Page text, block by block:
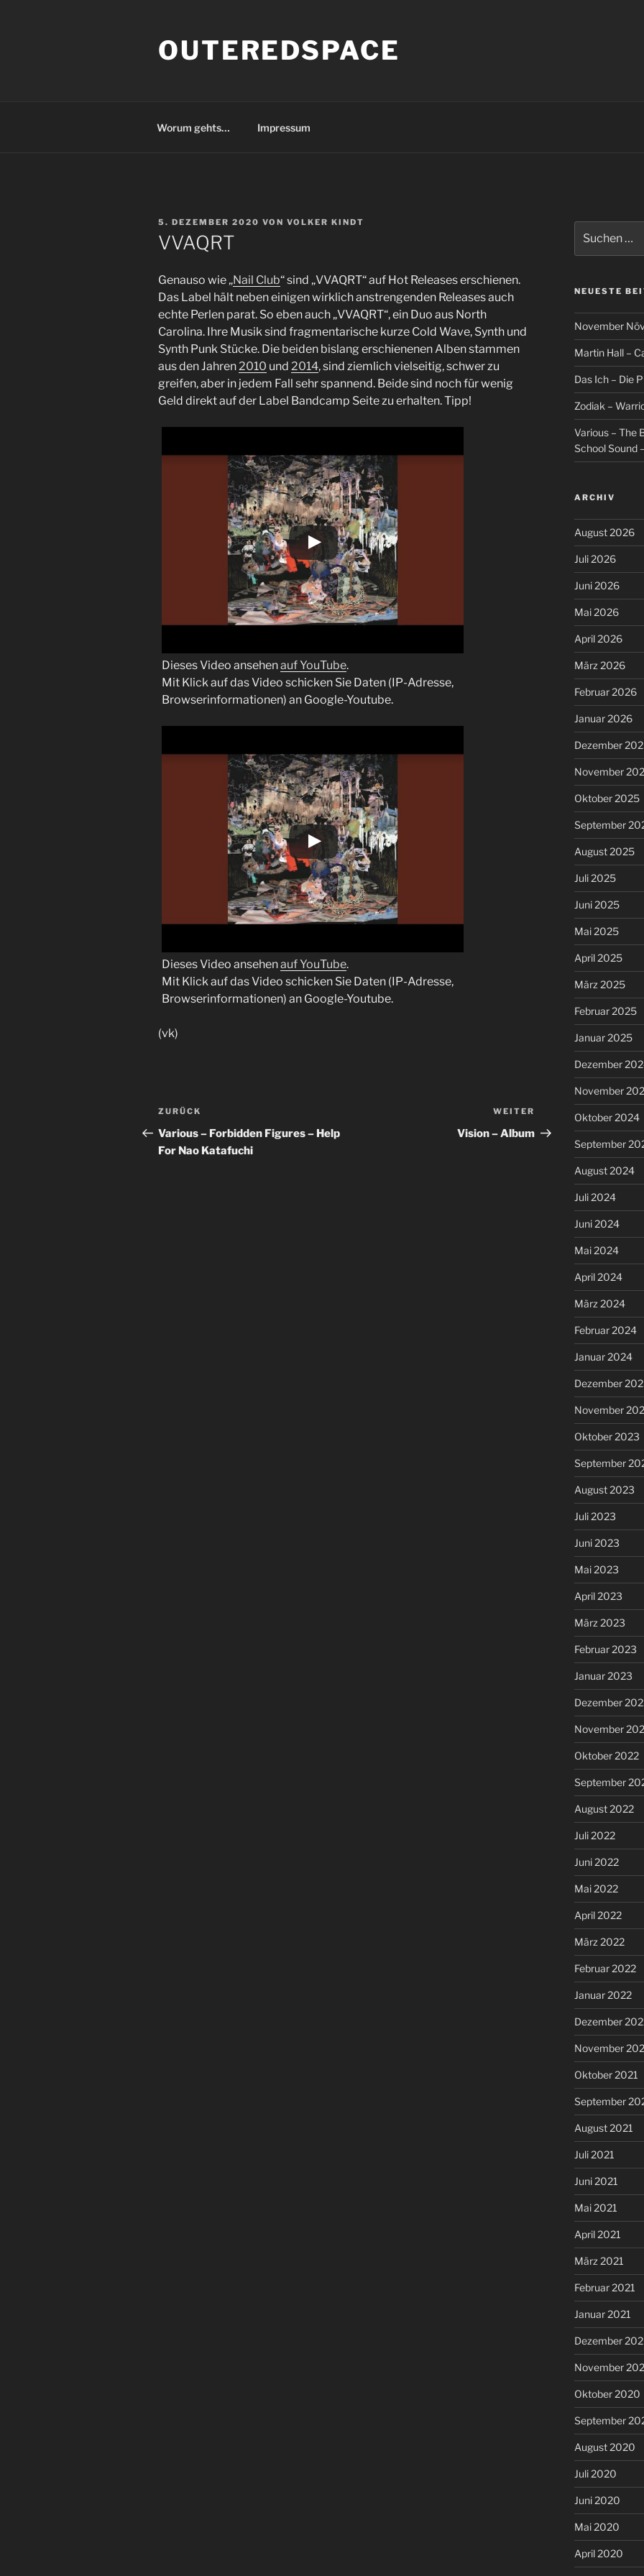
OUTEREDSPACE
Worum gehts… Impressum
VERÖFFENTLICHT
AM
5. DEZEMBER 2020 VON VOLKER KINDT
VVAQRT
Genauso wie „Nail Club“ sind „VVAQRT“ auf Hot Releases erschienen.
Das Label hält neben einigen wirklich anstrengenden Releases auch
echte Perlen parat. So eben auch „VVAQRT“, ein Duo aus North
Carolina. Ihre Musik sind fragmentarische kurze Cold Wave, Synth und
Synth Punk Stücke. Die beiden bislang erschienenen Alben stammen
aus den Jahren2010 und 2014, sind ziemlich vielseitig, schwer zu
greifen, aber in jedem Fall sehr spannend. Beide sind noch für wenig
Geld direkt auf der Label Bandcamp Seite zu erhalten. Tipp!
Dieses Video ansehenauf YouTube.
Mit Klick auf das Video schicken Sie Daten (IP-Adresse,
Browserinformationen) an Google-Youtube.
Dieses Video ansehenauf YouTube.
Mit Klick auf das Video schicken Sie Daten (IP-Adresse,
Browserinformationen) an Google-Youtube.
(vk)
Beitragsnavigation
Vorheriger
Beitrag
ZURÜCK
Various – Forbidden Figures – Help
For Nao Katafuchi
Nächster
Beitrag
WEITER
Vision – Album
nach:
NEUESTE
November
Martin Hall –
Das Ich – Die
Zodiak –
Various – The
School Sound
ARCHIV
August 2026
Juli 2026
Juni 2026
Mai 2026
April 2026
März 2026
Februar 2026
Januar 2026
Dezember
November
Oktober 2025
September
August 2025
Juli 2025
Juni 2025
Mai 2025
April 2025
März 2025
Februar 2025
Januar 2025
Dezember
November
Oktober 2024
September
August 2024
Juli 2024
Juni 2024
Mai 2024
April 2024
März 2024
Februar 2024
Januar 2024
Dezember
November
Oktober 2023
September
August 2023
Juli 2023
Juni 2023
Mai 2023
April 2023
März 2023
Februar 2023
Januar 2023
Dezember
November
Oktober 2022
September
August 2022
Juli 2022
Juni 2022
Mai 2022
April 2022
März 2022
Februar 2022
Januar 2022
Dezember
November
Oktober 2021
September
August 2021
Juli 2021
Juni 2021
Mai 2021
April 2021
März 2021
Februar 2021
Januar 2021
Dezember
November
Oktober 2020
September
August 2020
Juli 2020
Juni 2020
Mai 2020
April 2020